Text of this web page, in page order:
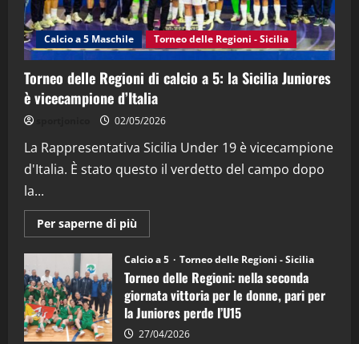
4
“SportEmpire” in Podcast: 27^ Puntata
(Martedi 14 Aprile 2026)
15/04/2026
"SportEmpire" in Podcast
“SportEmpire” in Podcast: 26^ Puntata
08/04/2026
Calcio a 5 Maschile Torneo delle Regioni - Sicilia
Torneo delle Regioni di calcio a 5: la Sicilia Juniores
è vicecampione d’Italia
02/05/2026
La Rappresentativa Sicilia Under 19 è vicecampione
d'Italia. È stato questo il verdetto del campo dopo
la...
Per saperne di più
informazioni
Torneo
delle
Regioni
di
calcio
a
5:
la
Calcio a 5 Torneo delle Regioni - Sicilia
Torneo delle Regioni: nella seconda
giornata vittoria per le donne, pari per
la Juniores perde l’U15
27/04/2026